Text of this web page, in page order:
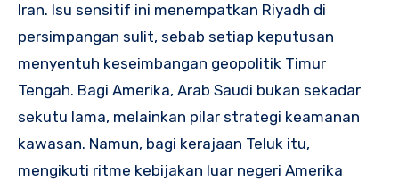
Iran. Isu sensitif ini menempatkan Riyadh di
persimpangan sulit, sebab setiap keputusan
menyentuh keseimbangan geopolitik Timur
Tengah. Bagi Amerika, Arab Saudi bukan sekadar
sekutu lama, melainkan pilar strategi keamanan
kawasan. Namun, bagi kerajaan Teluk itu,
mengikuti ritme kebijakan luar negeri Amerika